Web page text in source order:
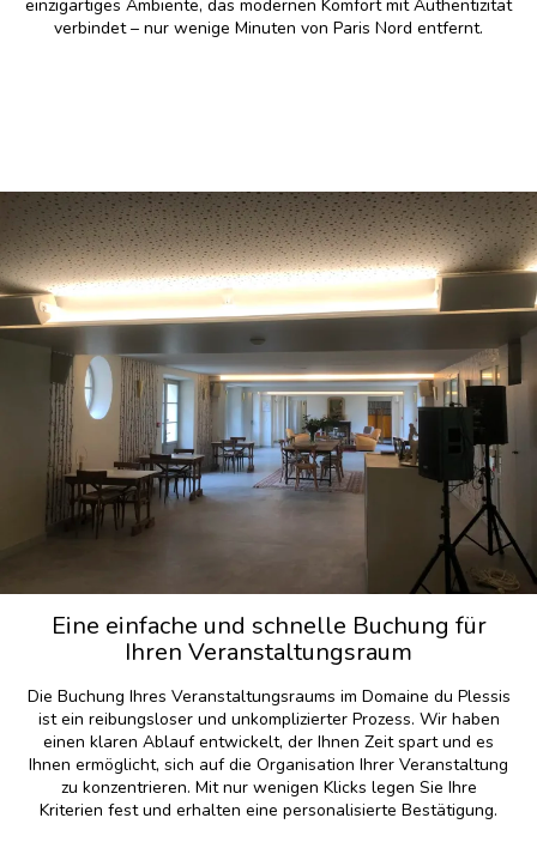
einzigartiges Ambiente, das modernen Komfort mit Authentizität
verbindet – nur wenige Minuten von Paris Nord entfernt.
Eine einfache und schnelle Buchung für
Ihren Veranstaltungsraum
Die Buchung Ihres Veranstaltungsraums im Domaine du Plessis
ist ein reibungsloser und unkomplizierter Prozess. Wir haben
einen klaren Ablauf entwickelt, der Ihnen Zeit spart und es
Ihnen ermöglicht, sich auf die Organisation Ihrer Veranstaltung
zu konzentrieren. Mit nur wenigen Klicks legen Sie Ihre
Kriterien fest und erhalten eine personalisierte Bestätigung.